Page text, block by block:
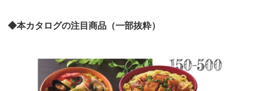
◆本カタログの注目商品（一部抜粋）